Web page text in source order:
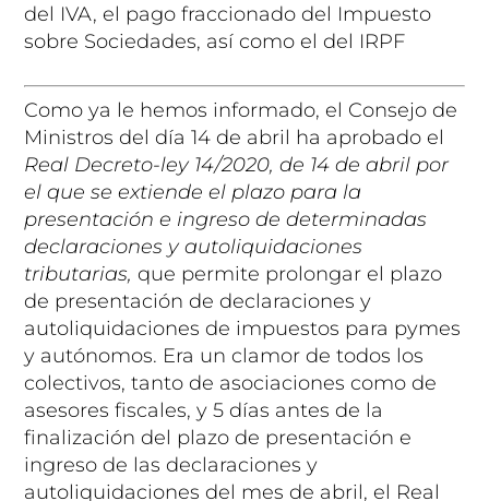
del IVA, el pago fraccionado del Impuesto
sobre Sociedades, así como el del IRPF
Como ya le hemos informado, el Consejo de
Ministros del día 14 de abril ha aprobado el
Real Decreto-ley 14/2020, de 14 de abril por
el que se extiende el plazo para la
presentación e ingreso de determinadas
declaraciones y autoliquidaciones
tributarias, que permite prolongar el plazo
de presentación de declaraciones y
autoliquidaciones de impuestos para pymes
y autónomos. Era un clamor de todos los
colectivos, tanto de asociaciones como de
asesores fiscales, y 5 días antes de la
finalización del plazo de presentación e
ingreso de las declaraciones y
autoliquidaciones del mes de abril, el Real